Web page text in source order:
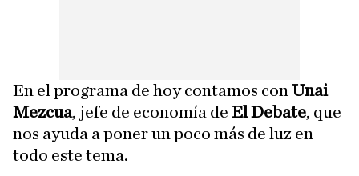
En el programa de hoy contamos con Unai
Mezcua, jefe de economía de El Debate, que
nos ayuda a poner un poco más de luz en
todo este tema.